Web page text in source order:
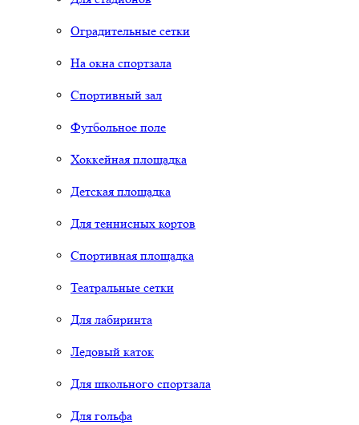
Оградительные сетки
На окна спортзала
Спортивный зал
Футбольное поле
Хоккейная площадка
Детская площадка
Для теннисных кортов
Спортивная площадка
Театральные сетки
Для лабиринта
Ледовый каток
Для школьного спортзала
Для гольфа